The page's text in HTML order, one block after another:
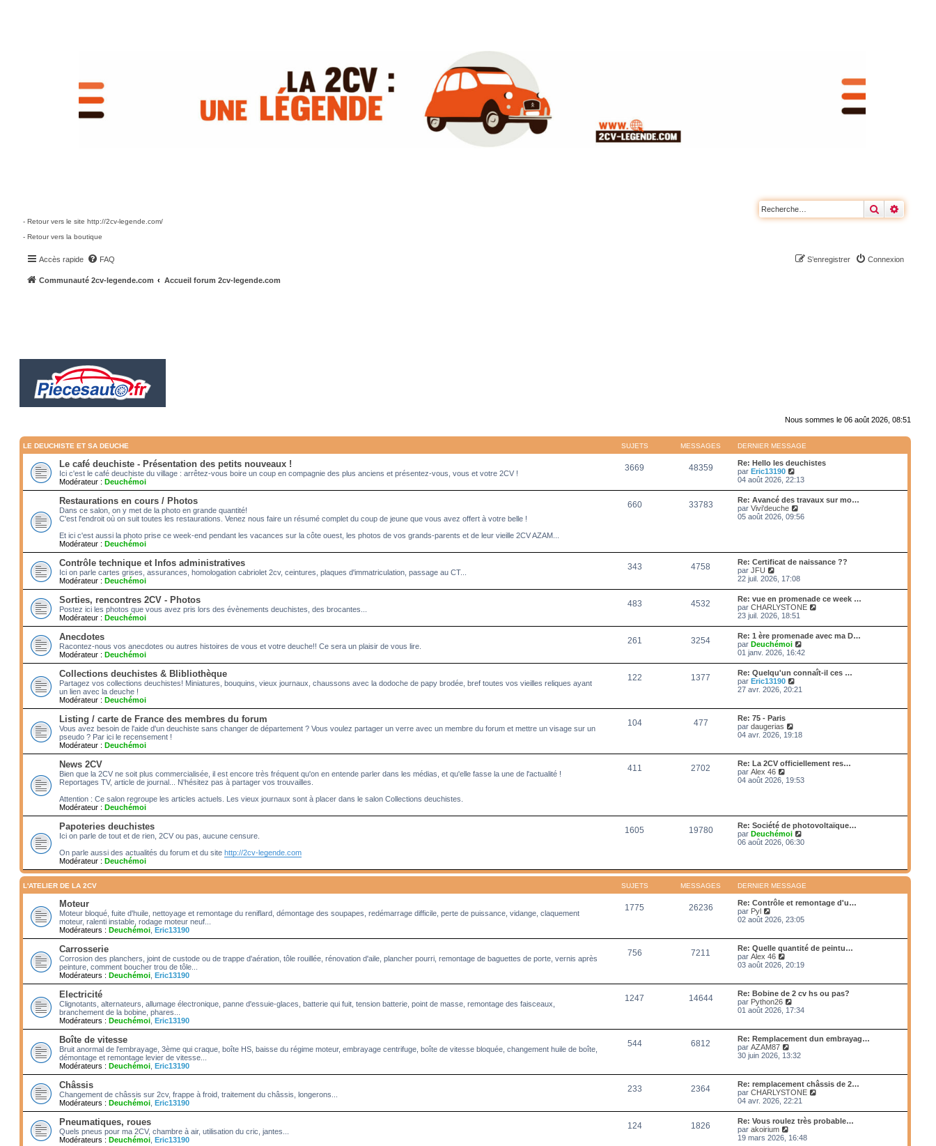
Rechercher
- Retour vers le site http://2cv-legende.com/
- Retour vers la boutique
Accès rapide FAQ Connexion
S’enregistrer
Communauté 2cv-legende.com Accueil forum 2cv-legende.com
Nous sommes le 06 août 2026, 08:51
LE DEUCHISTE ET SA DEUCHE SUJETS MESSAGES DERNIER MESSAGE
Le café deuchiste - Présentation des petits nouveaux !
Ici c'est le café deuchiste du village : arrêtez-vous boire un coup en compagnie des plus anciens et présentez-vous, vous et votre 2CV !
Modérateur : Deuchémoi
3669 48359
Re: Hello les deuchistes
parEric13190
o
l
e
d
i
e
m
e
s
s
a
g
e
04 août 2026, 22:13
Restaurations en cours / Photos
Dans ce salon, on y met de la photo en grande quantité!
C'est l'endroit où on suit toutes les restaurations. Venez nous faire un résumé complet du coup de jeune que vous avez offert à votre belle !
Et ici c'est aussi la photo prise ce week-end pendant les vacances sur la côte ouest, les photos de vos grands-parents et de leur vieille 2CV AZAM...
Modérateur : Deuchémoi
660 33783
Re: Avancé des travaux sur mo…
parVivi'deuche
o
e
n
i
e
r
m
e
s
s
a
g
e
05 août 2026, 09:56
Contrôle technique et Infos administratives
Ici on parle cartes grises, assurances, homologation cabriolet 2cv, ceintures, plaques d'immatriculation, passage au CT...
Modérateur : Deuchémoi
343 4758
Re: Certificat de naissance ??
parJFU
o
l
e
d
e
r
n
i
e
r
m
e
s
a
g
e
22 juil. 2026, 17:08
Sorties, rencontres 2CV - Photos
Postez ici les photos que vous avez pris lors des évènements deuchistes, des brocantes...
Modérateur : Deuchémoi
483 4532
Re: vue en promenade ce week …
parCHARLYSTONE
l
e
r
r
g
e
23 juil. 2026, 18:51
Anecdotes
Racontez-nous vos anecdotes ou autres histoires de vous et votre deuche!! Ce sera un plaisir de vous lire.
Modérateur : Deuchémoi
261 3254
Re: 1 ère promenade avec ma D…
parDeuchémoi
o
l
r
m
e
s
s
a
01 janv. 2026, 16:42
Collections deuchistes & Blibliothèque
Partagez vos collections deuchistes! Miniatures, bouquins, vieux journaux, chaussons avec la dodoche de papy brodée, bref toutes vos vieilles reliques ayant
un lien avec la deuche !
Modérateur : Deuchémoi
122 1377
Re: Quelqu'un connaît-il ces …
parEric13190
o
d
e
n
i
r
s
a
g
e
27 avr. 2026, 20:21
Listing / carte de France des membres du forum
Vous avez besoin de l'aide d'un deuchiste sans changer de département ? Vous voulez partager un verre avec un membre du forum et mettre un visage sur un
pseudo ? Par ici le recensement !
Modérateur : Deuchémoi
104 477
Re: 75 - Paris
pardaugerias
o
e
d
e
e
r
m
e
a
g
e
04 avr. 2026, 19:18
News 2CV
Bien que la 2CV ne soit plus commercialisée, il est encore très fréquent qu'on en entende parler dans les médias, et qu'elle fasse la une de l'actualité !
Reportages TV, article de journal... N'hésitez pas à partager vos trouvailles.
Attention : Ce salon regroupe les articles actuels. Les vieux journaux sont à placer dans le salon Collections deuchistes.
Modérateur : Deuchémoi
411 2702
Re: La 2CV officiellement res…
parAlex 46
o
e
r
n
r
e
s
s
g
04 août 2026, 19:53
Papoteries deuchistes
Ici on parle de tout et de rien, 2CV ou pas, aucune censure.
On parle aussi des actualités du forum et du site http://2cv-legende.com
Modérateur : Deuchémoi
1605 19780
Re: Société de photovoltaïque…
parDeuchémoi
o
e
d
r
n
i
e
m
e
s
g
e
06 août 2026, 06:30
L'ATELIER DE LA 2CV SUJETS MESSAGES DERNIER MESSAGE
Moteur
Moteur bloqué, fuite d'huile, nettoyage et remontage du reniflard, démontage des soupapes, redémarrage difficile, perte de puissance, vidange, claquement
moteur, ralenti instable, rodage moteur neuf...
Modérateurs : Deuchémoi, Eric13190
1775 26236
Re: Contrôle et remontage d'u…
par Pyl
o
e
d
e
n
i
e
r
e
s
s
a
g
02 août 2026, 23:05
Carrosserie
Corrosion des planchers, joint de custode ou de trappe d'aération, tôle rouillée, rénovation d'aile, plancher pourri, remontage de baguettes de porte, vernis après
peinture, comment boucher trou de tôle...
Modérateurs : Deuchémoi, Eric13190
756 7211
Re: Quelle quantité de peintu…
parAlex 46
o
e
d
e
n
i
e
r
e
s
s
a
g
e
03 août 2026, 20:19
Electricité
Clignotants, alternateurs, allumage électronique, panne d'essuie-glaces, batterie qui fuit, tension batterie, point de masse, remontage des faisceaux,
branchement de la bobine, phares...
Modérateurs : Deuchémoi, Eric13190
1247 14644
Re: Bobine de 2 cv hs ou pas?
par Python26
o
e
d
e
n
i
e
r
m
e
s
s
a
01 août 2026, 17:34
Boîte de vitesse
Bruit anormal de l'embrayage, 3ème qui craque, boîte HS, baisse du régime moteur, embrayage centrifuge, boîte de vitesse bloquée, changement huile de boîte,
démontage et remontage levier de vitesse...
Modérateurs : Deuchémoi, Eric13190
544 6812
Re: Remplacement dun embrayag…
parAZAM87
o
e
d
e
r
n
e
30 juin 2026, 13:32
Châssis
Changement de châssis sur 2cv, frappe à froid, traitement du châssis, longerons...
Modérateurs : Deuchémoi, Eric13190
233 2364
Re: remplacement châssis de 2…
parCHARLYSTONE
l
04 avr. 2026, 22:21
Pneumatiques, roues
Quels pneus pour ma 2CV, chambre à air, utilisation du cric, jantes...
Modérateurs : Deuchémoi, Eric13190
124 1826
Re: Vous roulez très probable…
parakoirium
o
19 mars 2026, 16:48